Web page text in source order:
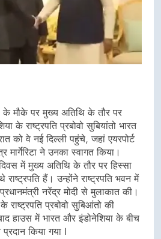
के मौके पर मुख्य अतिथि के तौर पर
के राष्ट्रपति प्रबोवो सुबियांतो भारत
को वे नई दिल्ली पहुंचे, जहां एयरपोर्ट
मार्गेरिटा ने उनका स्वागत किया।
में मुख्य अतिथि के तौर पर हिस्सा
हैं। उन्होंने राष्ट्रपति भवन में
प्रधानमंत्री नरेंद्र मोदी से मुलाकात की।
राष्ट्रपति प्रबोवो सुबिआंतो की
हाउस में भारत और इंडोनेशिया के बीच
किया गया I